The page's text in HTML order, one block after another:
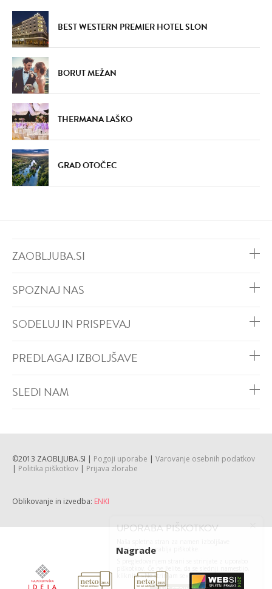
BEST WESTERN PREMIER HOTEL SLON
BORUT MEŽAN
THERMANA LAŠKO
GRAD OTOČEC
ZAOBLJUBA.SI
SPOZNAJ NAS
SODELUJ IN PRISPEVAJ
PREDLAGAJ IZBOLJŠAVE
SLEDI NAM
©2013 ZAOBLJUBA.SI | Pogoji uporabe | Varovanje osebnih podatkov
| Politika piškotkov | Prijava zlorabe
Oblikovanje in izvedba: ENKI
Nagrade